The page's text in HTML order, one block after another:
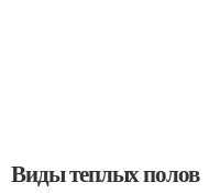
Виды теплых полов